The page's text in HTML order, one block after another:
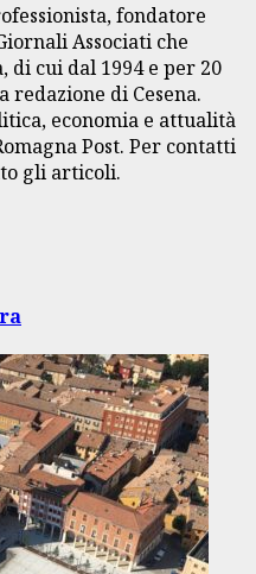
fondatore
Associati che
di cui dal 1994 e per 20
redazione di Cesena.
economia e attualità
Post. Per contatti
gli articoli.